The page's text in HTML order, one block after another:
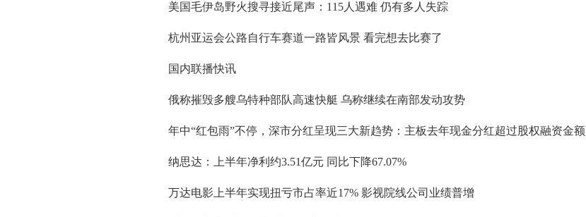
美国毛伊岛野火搜寻接近尾声：115人遇难 仍有多人失踪
杭州亚运会公路自行车赛道一路皆风景 看完想去比赛了
国内联播快讯
俄称摧毁多艘乌特种部队高速快艇 乌称继续在南部发动攻势
年中“红包雨”不停，深市分红呈现三大新趋势：主板去年现金分红超过股权融资金额
纳思达：上半年净利约3.51亿元 同比下降67.07%
万达电影上半年实现扭亏市占率近17% 影视院线公司业绩普增